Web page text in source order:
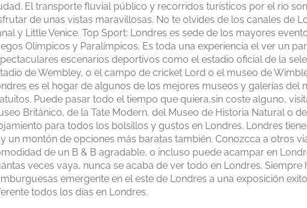
El transporte fluvial público y recorridos turísticos por el río
de unas vistas maravillosas. No te olvides de los canales de
y Little Venice. Top Sport: Londres es sede de los mayores
Olímpicos y Paralímpicos. Es toda una experiencia el ver un
escenarios deportivos como el estadio oficial de la
de Wembley, o el campo de cricket Lord o el museo de
es el hogar de algunos de los mejores museos y galerías
Puede pasar todo el tiempo que quiera,sin coste alguno,
Británico, de la Tate Modern, del Museo de Historia Natural o
para todos los bolsillos y gustos en Londres. Londres
un montón de opciones más baratas también. Conozcca a otros
de un B & B agradable, o incluso puede acampar en
veces vaya, nunca se acaba de ver todo en Londres.
emergente en el este de Londres a una exposición
todos los días en Londres.